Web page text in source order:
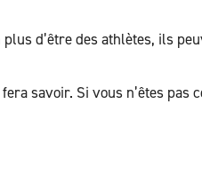
d’être des athlètes, ils
savoir. Si vous n’êtes pas